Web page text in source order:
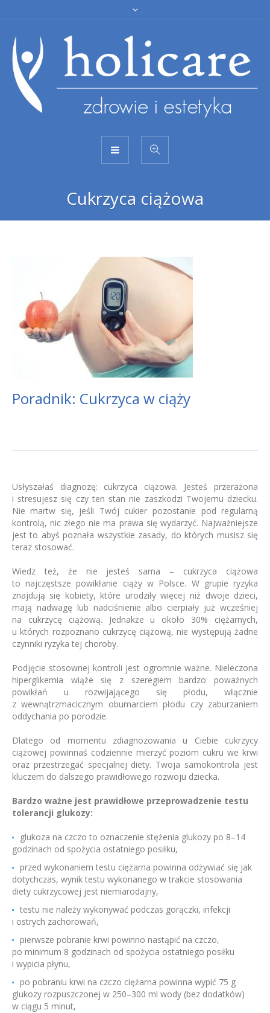
Cukrzyca ciążowa
Poradnik: Cukrzyca w ciąży
Usłyszałaś diagnozę: cukrzyca ciążowa. Jesteś przerażona
i stresujesz się czy ten stan nie zaszkodzi Twojemu dziecku.
Nie martw się, jeśli Twój cukier pozostanie pod regularną
kontrolą, nic złego nie ma prawa się wydarzyć. Najważniejsze
jest to abyś poznała wszystkie zasady, do których musisz się
teraz stosować.
Wiedz też, że nie jesteś sama – cukrzyca ciążowa
to najczęstsze powikłanie ciąży w Polsce. W grupie ryzyka
znajdują się kobiety, które urodziły więcej niż dwoje dzieci,
mają nadwagę lub nadciśnienie albo cierpiały już wcześniej
na cukrzycę ciążową. Jednakże u około 30% ciężarnych,
u których rozpoznano cukrzycę ciążową, nie występują żadne
czynniki ryzyka tej choroby.
Podjęcie stosownej kontroli jest ogromnie ważne. Nieleczona
hiperglikemia wiąże się z szeregiem bardzo poważnych
powikłań u rozwijającego się płodu, włącznie
z wewnątrzmacicznym obumarciem płodu czy zaburzaniem
oddychania po porodzie.
Dlatego od momentu zdiagnozowania u Ciebie cukrzycy
ciążowej powinnaś codziennie mierzyć poziom cukru we krwi
oraz przestrzegać specjalnej diety. Twoja samokontrola jest
kluczem do dalszego prawidłowego rozwoju dziecka.
Bardzo ważne jest prawidłowe przeprowadzenie testu
tolerancji glukozy:
glukoza na czczo to oznaczenie stężenia glukozy po 8–14
godzinach od spożycia ostatniego posiłku,
przed wykonaniem testu ciężarna powinna odżywiać się jak
dotychczas, wynik testu wykonanego w trakcie stosowania
diety cukrzycowej jest niemiarodajny,
testu nie należy wykonywać podczas gorączki, infekcji
i ostrych zachorowań,
pierwsze pobranie krwi powinno nastąpić na czczo,
po minimum 8 godzinach od spożycia ostatniego posiłku
i wypicia płynu,
po pobraniu krwi na czczo ciężarna powinna wypić 75 g
glukozy rozpuszczonej w 250–300 ml wody (bez dodatków)
w ciągu 5 minut,